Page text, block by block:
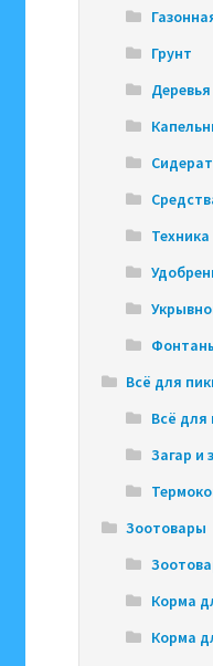
Грунт
Всё для
Всё для
Загар и
Зоотовары
Корма
Корма